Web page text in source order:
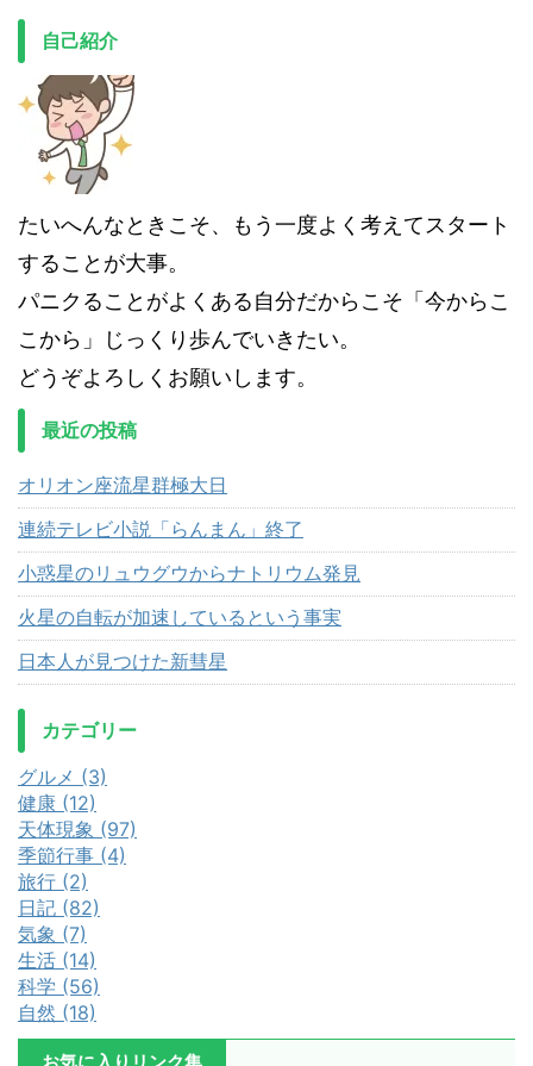
自己紹介
たいへんなときこそ、もう一度よく考えてスタート
することが大事。
パニクることがよくある自分だからこそ「今からこ
こから」じっくり歩んでいきたい。
どうぞよろしくお願いします。
最近の投稿
オリオン座流星群極大日
連続テレビ小説「らんまん」終了
小惑星のリュウグウからナトリウム発見
火星の自転が加速しているという事実
日本人が見つけた新彗星
カテゴリー
グルメ (3)
健康 (12)
天体現象 (97)
季節行事 (4)
旅行 (2)
日記 (82)
気象 (7)
生活 (14)
科学 (56)
自然 (18)